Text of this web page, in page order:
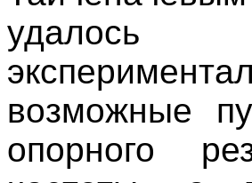
удалось
возможные
опорного